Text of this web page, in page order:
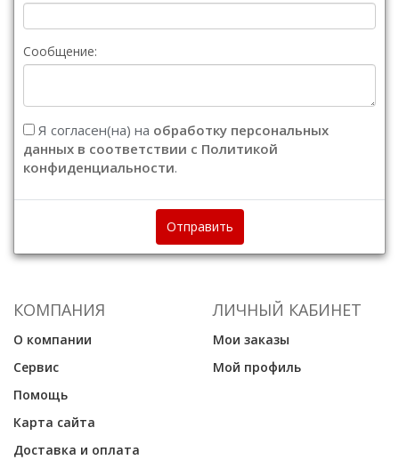
Сообщение:
Я согласен(на) на обработку персональных
данных в соответствии с Политикой
конфиденциальности.
Отправить
КОМПАНИЯ
О компании
Сервис
Помощь
Карта сайта
Доставка и оплата
ЛИЧНЫЙ КАБИНЕТ
Мои заказы
Мой профиль